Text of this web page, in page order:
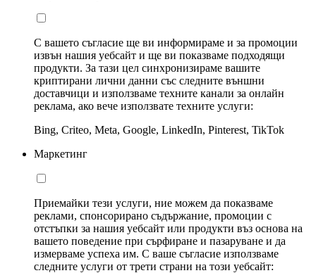
С вашето съгласие ще ви информираме и за промоции
извън нашия уебсайт и ще ви показваме подходящи
продукти. За тази цел синхронизираме вашите
криптирани лични данни със следните външни
доставчици и използваме техните канали за онлайн
реклама, ако вече използвате техните услуги:
Bing, Criteo, Meta, Google, LinkedIn, Pinterest, TikTok
Маркетинг
Приемайки тези услуги, ние можем да показваме
реклами, спонсорирано съдържание, промоции с
отстъпки за нашия уебсайт или продукти въз основа на
вашето поведение при сърфиране и пазаруване и да
измерваме успеха им. С ваше съгласие използваме
следните услуги от трети страни на този уебсайт: